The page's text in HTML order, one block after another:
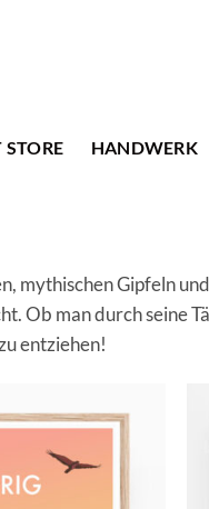
STORE HANDWERK
mythischen Gipfeln
Ob man durch seine
entziehen!